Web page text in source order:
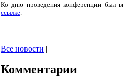
Ко дню проведения конференции был
ссылке.
Все новости |
Комментарии